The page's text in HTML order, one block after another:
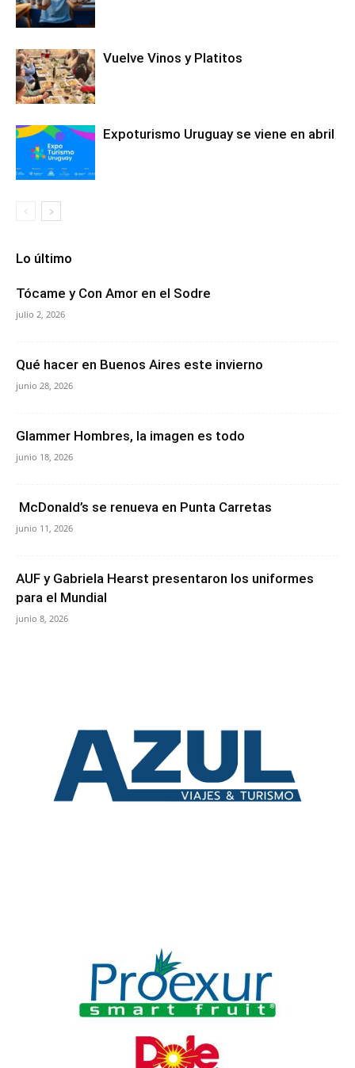
Vuelve Vinos y Platitos
Expoturismo Uruguay se viene en abril
Lo último
Tócame y Con Amor en el Sodre
julio 2, 2026
Qué hacer en Buenos Aires este invierno
junio 28, 2026
Glammer Hombres, la imagen es todo
junio 18, 2026
McDonald’s se renueva en Punta Carretas
junio 11, 2026
AUF y Gabriela Hearst presentaron los uniformes
para el Mundial
junio 8, 2026